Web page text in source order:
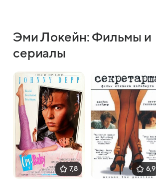
Эми Локейн: Фильмы и
сериалы
7,8 6,9